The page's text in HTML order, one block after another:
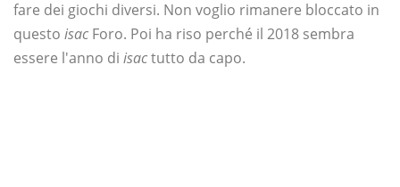
fare dei giochi diversi. Non voglio rimanere bloccato in
questo isac Foro. Poi ha riso perché il 2018 sembra
essere l'anno di isactutto da capo.